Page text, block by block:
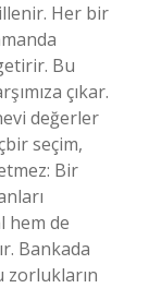
Her bir
Bu
çıkar.
değerler
seçim,
Bir
hem de
Bankada
zorlukların